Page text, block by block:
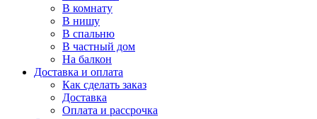
В комнату
В нишу
В спальню
В частный дом
На балкон
Доставка и оплата
Как сделать заказ
Доставка
Оплата и рассрочка